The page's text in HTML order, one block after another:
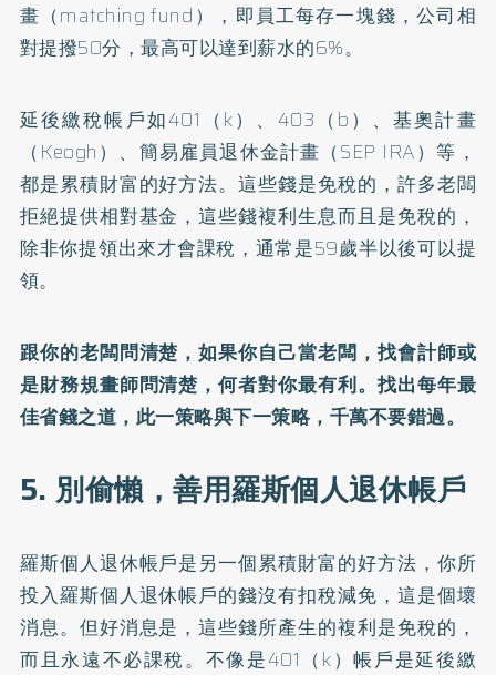
畫（matching fund），即員工每存一塊錢，公司相
對提撥50分，最高可以達到薪水的6%。
延後繳稅帳戶如401（k）、403（b）、基奧計畫
（Keogh）、簡易雇員退休金計畫（SEP IRA）等，
都是累積財富的好方法。這些錢是免稅的，許多老闆
拒絕提供相對基金，這些錢複利生息而且是免稅的，
除非你提領出來才會課稅，通常是59歲半以後可以提
領。
跟你的老闆問清楚，如果你自己當老闆，找會計師或
是財務規畫師問清楚，何者對你最有利。找出每年最
佳省錢之道，此一策略與下一策略，千萬不要錯過。
5. 別偷懶，善用羅斯個人退休帳戶
羅斯個人退休帳戶是另一個累積財富的好方法，你所
投入羅斯個人退休帳戶的錢沒有扣稅減免，這是個壞
消息。但好消息是，這些錢所產生的複利是免稅的，
而且永遠不必課稅。不像是401（k）帳戶是延後繳